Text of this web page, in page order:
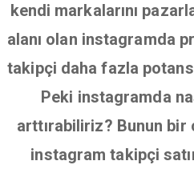
kendi markalarını
alanı olan instagramda
takipçi daha fazla
Peki instagramda
arttırabiliriz? Bunun
instagram takipçi